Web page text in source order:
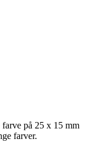
på 25 x 15 mm
farver.